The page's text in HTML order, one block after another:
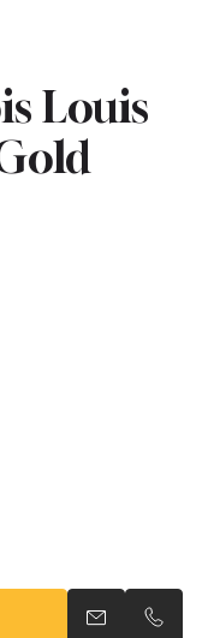
Louis
Envia um e-